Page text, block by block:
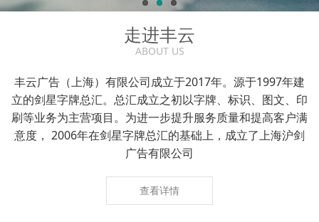
走进丰云
ABOUT US
丰云广告（上海）有限公司成立于2017年。源于1997年建
立的剑星字牌总汇。总汇成立之初以字牌、标识、图文、印
刷等业务为主营项目。为进一步提升服务质量和提高客户满
意度， 2006年在剑星字牌总汇的基础上，成立了上海沪剑
广告有限公司
查看详情